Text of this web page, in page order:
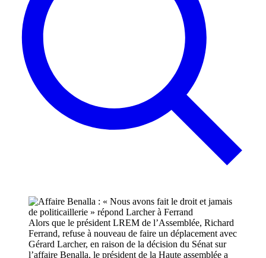
Alors que le président LREM de l’Assemblée, Richard
Ferrand, refuse à nouveau de faire un déplacement avec
Gérard Larcher, en raison de la décision du Sénat sur
l’affaire Benalla, le président de la Haute assemblée a